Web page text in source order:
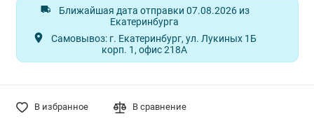
Ближайшая дата отправки 07.08.2026 из
Екатеринбурга
Самовывоз: г. Екатеринбург, ул. Лукиных 1Б
корп. 1, офис 218А
В избранное В сравнение